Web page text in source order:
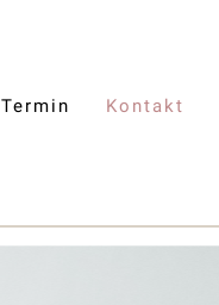
Termin Kontakt